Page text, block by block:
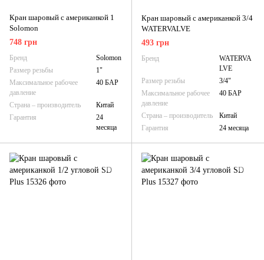
Кран шаровый с американкой 1
Solomon
748 грн
Бренд
Solomon
Размер резьбы
1"
Максимальное рабочее
давление
40 БАР
Страна – производитель
Китай
Гарантия
24
месяца
Кран шаровый с американкой 3/4
WATERVALVE
493 грн
Бренд
WATERVA
LVE
Размер резьбы
3/4"
Максимальное рабочее
давление
40 БАР
Страна – производитель
Китай
Гарантия
24 месяца